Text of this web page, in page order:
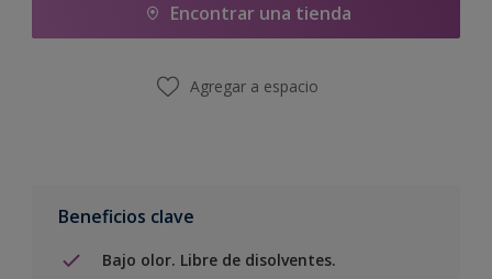
Encontrar una tienda
Agregar a espacio
Beneficios clave
Bajo olor. Libre de disolventes.